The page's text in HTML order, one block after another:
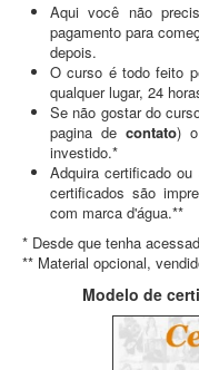
Aqui você não
pagamento para
depois.
O curso é todo feito
qualquer lugar, 24
Se não gostar do
pagina de contato) o
investido.*
Adquira certificado
certificados são
com marca d'água.**
* Desde que tenha
** Material opcional,
Modelo de